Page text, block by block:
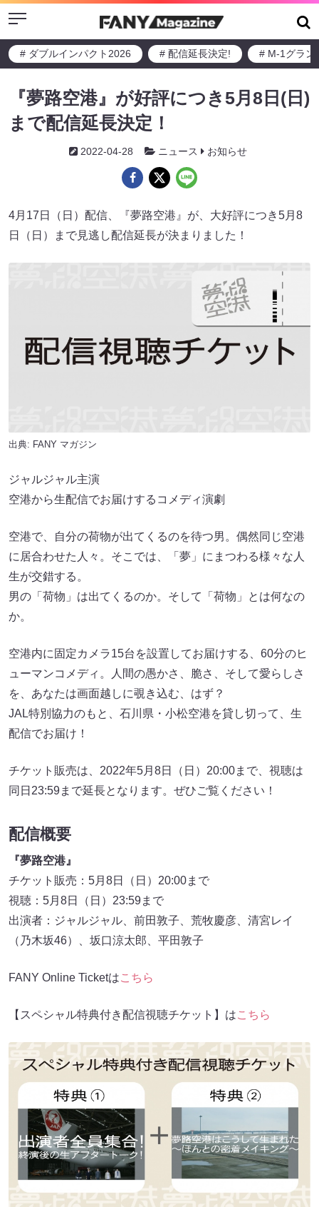
Menu
# ダブルインパクト2026 # 配信延長決定! # M-1グラン
『夢路空港』が好評につき5月8日(日)
まで配信延長決定！
2022-04-28 ニュース お知らせ
4月17日（日）配信、『夢路空港』が、大好評につき5月8
日（日）まで見逃し配信延長が決まりました！
出典: FANY マガジン
ジャルジャル主演
空港から生配信でお届けするコメディ演劇
空港で、自分の荷物が出てくるのを待つ男。偶然同じ空港
に居合わせた人々。そこでは、「夢」にまつわる様々な人
生が交錯する。
男の「荷物」は出てくるのか。そして「荷物」とは何なの
か。
空港内に固定カメラ15台を設置してお届けする、60分のヒ
ューマンコメディ。人間の愚かさ、脆さ、そして愛らしさ
を、あなたは画面越しに覗き込む、はず？
JAL特別協力のもと、石川県・小松空港を貸し切って、生
配信でお届け！
チケット販売は、2022年5月8日（日）20:00まで、視聴は
同日23:59まで延長となります。ぜひご覧ください！
配信概要
『夢路空港』
チケット販売：5月8日（日）20:00まで
視聴：5月8日（日）23:59まで
出演者：ジャルジャル、前田敦子、荒牧慶彦、清宮レイ
（乃木坂46）、坂口涼太郎、平田敦子
FANY Online Ticketはこちら
【スペシャル特典付き配信視聴チケット】はこちら